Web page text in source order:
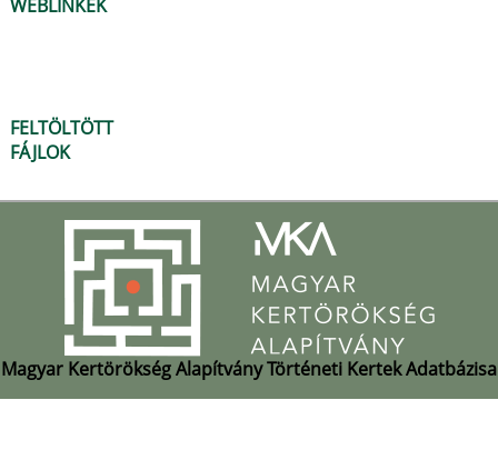
WEBLINKEK
FELTÖLTÖTT
FÁJLOK
Magyar Kertörökség Alapítvány Történeti Kertek Adatbázisa